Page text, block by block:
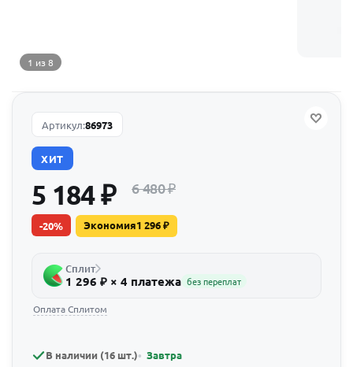
1 из 8
Артикул:86973
ХИТ
5 184₽ 6 480₽
-20% Экономия1 296₽
Сплит
1 296 ₽ × 4 платежа без переплат
Оплата Сплитом
В наличии (16 шт.) Завтра